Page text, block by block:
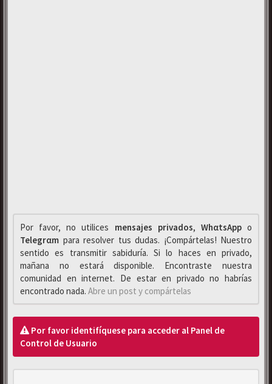
Por favor, no utilices mensajes privados, WhαtsAppo
Telegrαm para resolver tus dudas. ¡Compártelas! Nuestro
sentido es transmitir sabiduría. Si lo haces en privado,
mañana no estará disponible. Encontraste nuestra
comunidad en internet. De estar en privado no habrías
encontrado nada. Abre un post y compártelas
Por favor identifíquese para acceder al Panel de
Control de Usuario